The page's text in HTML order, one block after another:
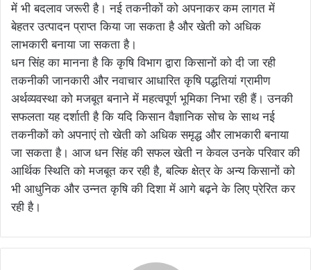
में भी बदलाव जरूरी है। नई तकनीकों को अपनाकर कम लागत में
बेहतर उत्पादन प्राप्त किया जा सकता है और खेती को अधिक
लाभकारी बनाया जा सकता है।
धन सिंह का मानना है कि कृषि विभाग द्वारा किसानों को दी जा रही
तकनीकी जानकारी और नवाचार आधारित कृषि पद्धतियां ग्रामीण
अर्थव्यवस्था को मजबूत बनाने में महत्वपूर्ण भूमिका निभा रही हैं। उनकी
सफलता यह दर्शाती है कि यदि किसान वैज्ञानिक सोच के साथ नई
तकनीकों को अपनाएं तो खेती को अधिक समृद्ध और लाभकारी बनाया
जा सकता है। आज धन सिंह की सफल खेती न केवल उनके परिवार की
आर्थिक स्थिति को मजबूत कर रही है, बल्कि क्षेत्र के अन्य किसानों को
भी आधुनिक और उन्नत कृषि की दिशा में आगे बढ़ने के लिए प्रेरित कर
रही है।